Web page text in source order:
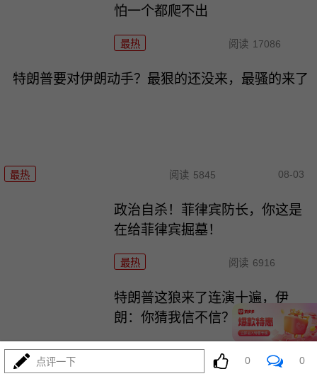
怕一个都爬不出
最热 阅读 17086
特朗普要对伊朗动手？最狠的还没来，最骚的来了
最热 阅读 5845 08-03
政治自杀！菲律宾防长，你这是
在给菲律宾掘墓！
最热 阅读 6916
特朗普这狼来了连演十遍，伊
朗：你猜我信不信？
最热
点评一下 0 0